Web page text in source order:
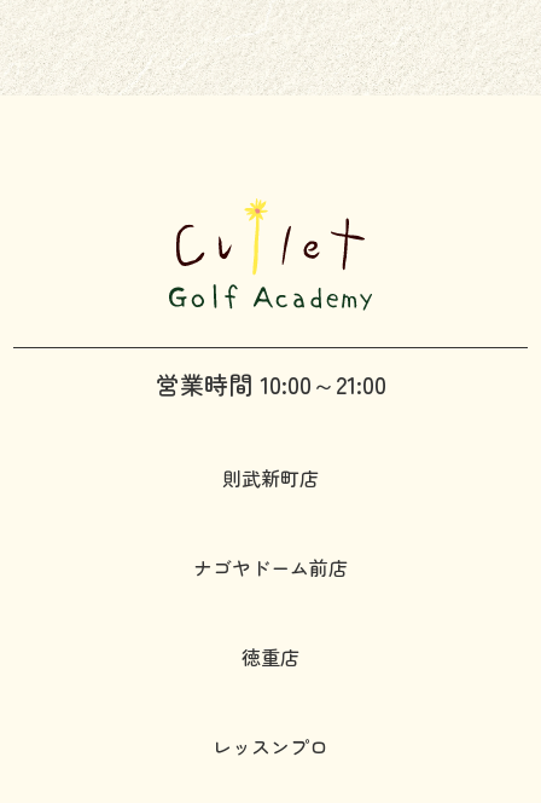
営業時間 10:00～21:00
則武新町店
ナゴヤドーム前店
徳重店
レッスンプロ